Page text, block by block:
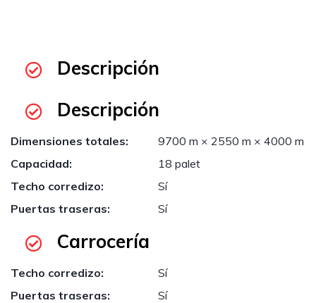
Descripción
Descripción
Dimensiones totales:
9700 m × 2550 m × 4000 m
Capacidad:
18 palet
Techo corredizo:
Sí
Puertas traseras:
Sí
Carrocería
Techo corredizo:
Sí
Puertas traseras:
Sí